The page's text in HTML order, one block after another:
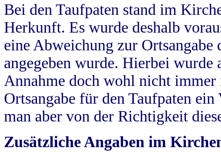
Bei den Taufpaten stand im
Herkunft. Es wurde deshalb
eine Abweichung zur
angegeben wurde. Hierbei wurde
Annahme doch wohl nicht
Ortsangabe für den Taufpaten
man aber von der Richtigkeit
Zusätzliche Angaben im